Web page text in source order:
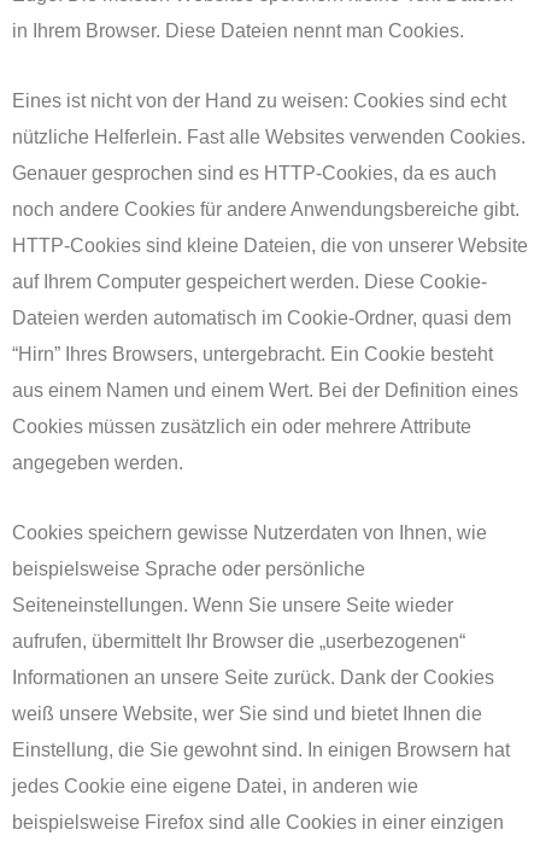
in Ihrem Browser. Diese Dateien nennt man Cookies.
Eines ist nicht von der Hand zu weisen: Cookies sind echt
nützliche Helferlein. Fast alle Websites verwenden Cookies.
Genauer gesprochen sind es HTTP-Cookies, da es auch
noch andere Cookies für andere Anwendungsbereiche gibt.
HTTP-Cookies sind kleine Dateien, die von unserer Website
auf Ihrem Computer gespeichert werden. Diese Cookie-
Dateien werden automatisch im Cookie-Ordner, quasi dem
“Hirn” Ihres Browsers, untergebracht. Ein Cookie besteht
aus einem Namen und einem Wert. Bei der Definition eines
Cookies müssen zusätzlich ein oder mehrere Attribute
angegeben werden.
Cookies speichern gewisse Nutzerdaten von Ihnen, wie
beispielsweise Sprache oder persönliche
Seiteneinstellungen. Wenn Sie unsere Seite wieder
aufrufen, übermittelt Ihr Browser die „userbezogenen“
Informationen an unsere Seite zurück. Dank der Cookies
weiß unsere Website, wer Sie sind und bietet Ihnen die
Einstellung, die Sie gewohnt sind. In einigen Browsern hat
jedes Cookie eine eigene Datei, in anderen wie
beispielsweise Firefox sind alle Cookies in einer einzigen